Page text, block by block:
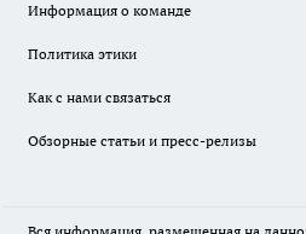
Информация о команде
Политика этики
Как с нами связаться
Обзорные статьи и пресс-релизы